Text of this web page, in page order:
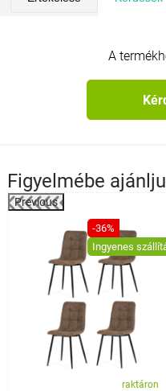
A
Figyelmébe
Previous
-36%
Ingyenes
raktáron